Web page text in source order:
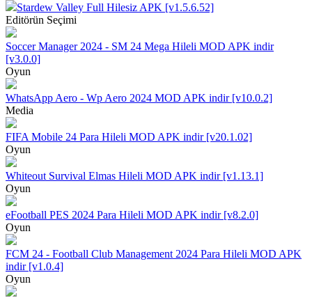
Stardew Valley Full Hilesiz APK [v1.5.6.52]
Editörün Seçimi
Soccer Manager 2024 - SM 24 Mega Hileli MOD APK indir
[v3.0.0]
Oyun
WhatsApp Aero - Wp Aero 2024 MOD APK indir [v10.0.2]
Media
FIFA Mobile 24 Para Hileli MOD APK indir [v20.1.02]
Oyun
Whiteout Survival Elmas Hileli MOD APK indir [v1.13.1]
Oyun
eFootball PES 2024 Para Hileli MOD APK indir [v8.2.0]
Oyun
FCM 24 - Football Club Management 2024 Para Hileli MOD APK
indir [v1.0.4]
Oyun